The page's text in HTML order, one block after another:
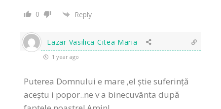
0 Reply
Lazar Vasilica Citea Maria
1 year ago
Puterea Domnului e mare ,el știe suferință
aceștu i popor..ne v a binecuvânta după